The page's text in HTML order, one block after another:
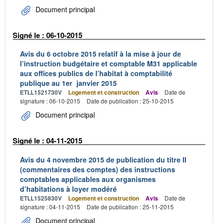
Document principal
Signé le : 06-10-2015
Avis du 6 octobre 2015 relatif à la mise à jour de
l’instruction budgétaire et comptable M31 applicable
aux offices publics de l’habitat à comptabilité
publique au 1er janvier 2015
ETLL1521730V Logement et construction Avis
Date de
signature : 06-10-2015
Date de publication : 25-10-2015
Document principal
Signé le : 04-11-2015
Avis du 4 novembre 2015 de publication du titre II
(commentaires des comptes) des instructions
comptables applicables aux organismes
d’habitations à loyer modéré
ETLL1525830V Logement et construction Avis
Date de
signature : 04-11-2015
Date de publication : 25-11-2015
Document principal